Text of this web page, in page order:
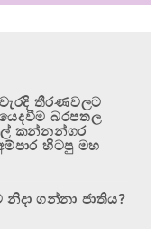
තීරණවලට
බරපතල
කන්නන්ගර
හිටපු මහ
ගන්නා ජාතිය?